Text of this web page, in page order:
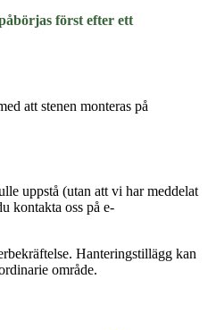
först efter ett
att stenen monteras på
uppstå (utan att vi har meddelat
kontakta oss på e-
Hanteringstillägg kan
område.